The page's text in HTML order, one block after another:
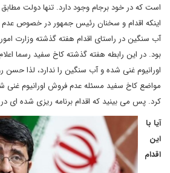
است که در خود برجام وجود دارد. تنها دولت
اینکه اقدام و سخنان رئیس جمهور در خصوص عدم
آب سنگین در راستای اقدام هفته گذشته وزارت
بود. در این رابطه هفته گذشته کاخ سفید رسما
اورانیوم غنی شده و آب سنگین را ندارد، لذا حسن
مواضع کاخ سفید مسئله عدم فروش اورانیوم
کرد. پس می بینید که اقدام برنامه ریزی شده ای
آیا با
این
اقدام